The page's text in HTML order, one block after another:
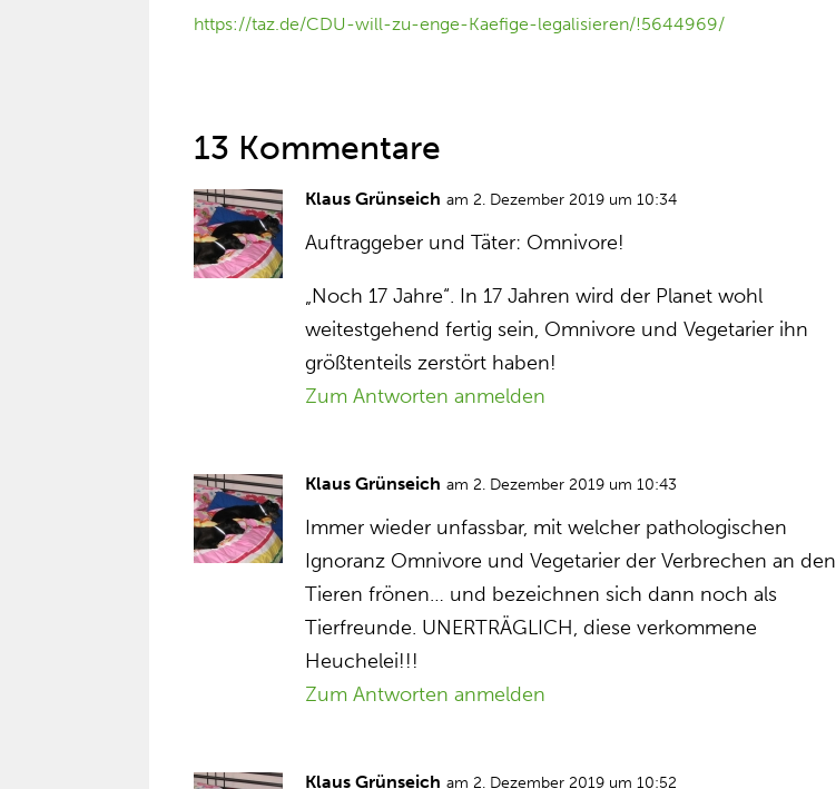
https://taz.de/CDU-will-zu-enge-Kaefige-legalisieren/!5644969/
13 Kommentare
Klaus Grünseich am 2. Dezember 2019 um 10:34
Auftraggeber und Täter: Omnivore!
„Noch 17 Jahre“. In 17 Jahren wird der Planet wohl
weitestgehend fertig sein, Omnivore und Vegetarier ihn
größtenteils zerstört haben!
Zum Antworten anmelden
Klaus Grünseich am 2. Dezember 2019 um 10:43
Immer wieder unfassbar, mit welcher pathologischen
Ignoranz Omnivore und Vegetarier der Verbrechen an den
Tieren frönen… und bezeichnen sich dann noch als
Tierfreunde. UNERTRÄGLICH, diese verkommene
Heuchelei!!!
Zum Antworten anmelden
Klaus Grünseich am 2. Dezember 2019 um 10:52